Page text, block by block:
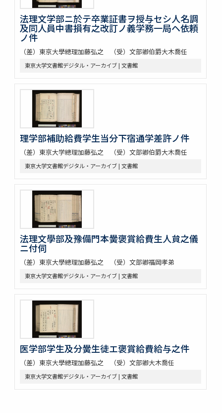
法理文学部ニ於テ卒業証書ヲ授与セシ人名調
及同人員中書損有之改訂ノ義学務一局ヘ依頼
ノ件
（差）東京大學總理加藤弘之 （受）文部卿伯爵大木喬任
東京大学文書館デジタル・アーカイブ | 文書館
理学部補助給費学生当分下宿通学差許ノ件
（差）東京大学總理加藤弘之 （受）文部卿伯爵大木喬任
東京大学文書館デジタル・アーカイブ | 文書館
法理文學部及豫備門本黌褒賞給費生人貟之儀
ニ付伺
（差）東京大學總理加藤弘之 （受）文部卿福岡孝弟
東京大学文書館デジタル・アーカイブ | 文書館
医学部学生及分黌生徒エ褒賞給費給与之件
（差）東京大學總理加藤弘之 （受）文部卿大木喬任
東京大学文書館デジタル・アーカイブ | 文書館